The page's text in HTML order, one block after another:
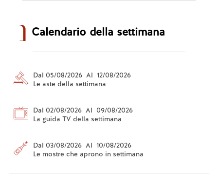
Calendario della settimana
Dal 05/08/2026 Al 12/08/2026
Le aste della settimana
Dal 02/08/2026 Al 09/08/2026
La guida TV della settimana
Dal 03/08/2026 Al 10/08/2026
Le mostre che aprono in settimana